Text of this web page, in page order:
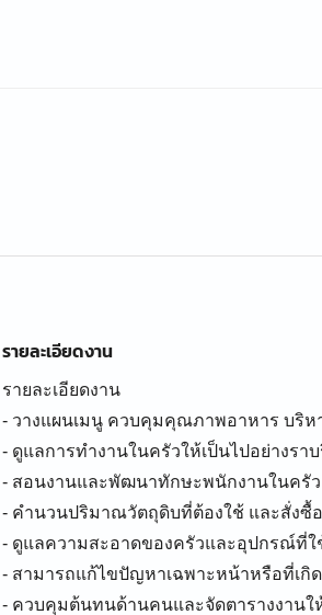
รายละเอียดงาน
รายละเอียดงาน
- วางแผนเมนู ควบคุมคุณภาพอาหาร บริห
- ดูแลการทำงานในครัวให้เป็นไปอย่างรา
- สอนงานและพัฒนาทักษะพนักงานในครั
- คำนวนปริมาณวัตถุดิบที่ต้องใช้ และสั่งซื้อ
- ดูแลความสะอาดของครัวและอุปกรณ์ที่ใ
- สามารถแก้ไขปัญหาเฉพาะหน้าหรือที่เกิ
- ควบคุมต้นทนด้านคนและจัดตารางงานใ